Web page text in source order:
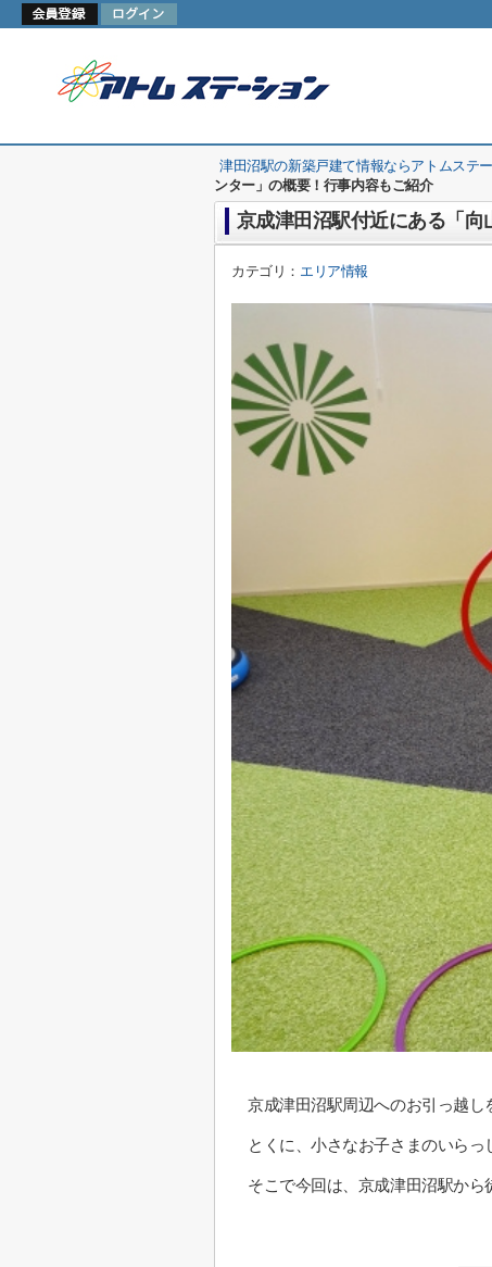
津田沼駅の新築戸建て情報ならアトムステ
ンター」の概要！行事内容もご紹介
京成津田沼駅付近にある「
カテゴリ： エリア情報
京成津田沼駅周辺へのお引っ越し
とくに、小さなお子さまのいら
そこで今回は、京成津田沼駅から